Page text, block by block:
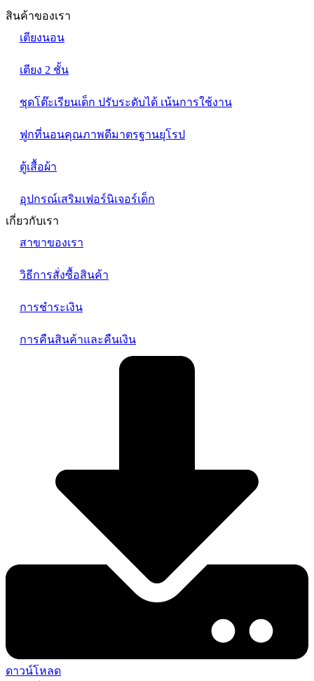
สินค้าของเรา
เตียงนอน
เตียง 2 ชั้น
ชุดโต๊ะเรียนเด็ก ปรับระดับได้ เน้นการใช้งาน
ฟูกที่นอนคุณภาพดีมาตรฐานยุโรป
ตู้เสื้อผ้า
อุปกรณ์เสริมเฟอร์นิเจอร์เด็ก
เกี่ยวกับเรา
สาขาของเรา
วิธีการสั่งซื้อสินค้า
การชำระเงิน
การคืนสินค้าและคืนเงิน
ดาวน์โหลด